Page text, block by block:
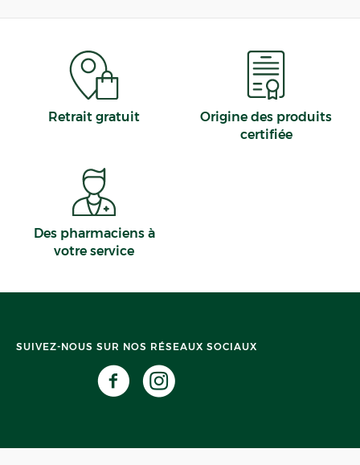
Retrait gratuit
Origine des produits
certifiée
Des pharmaciens à
votre service
SUIVEZ-NOUS SUR NOS RÉSEAUX SOCIAUX